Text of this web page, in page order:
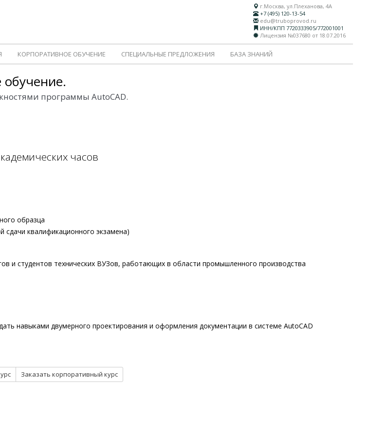
г.Москва, ул.Плеханова, 4А
+7 (495) 120-13-54
edu@truboprovod.ru
ИНН/КПП 7720333905/772001001
Лицензия №037680 от 18.07.2016
КОРПОРАТИВНОЕ ОБУЧЕНИЕ СПЕЦИАЛЬНЫЕ ПРЕДЛОЖЕНИЯ БАЗА ЗНАНИЙ
программы AutoCAD.
часов
образца
квалификационного экзамена)
и студентов технических ВУЗов, работающих в области промышленного производства
навыками двумерного проектирования и оформления документации в системе AutoCAD
Заказать корпоративный курс